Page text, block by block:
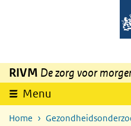
Overslaan en naar de inhoud
RIVM De zorg voor
Menu
Home